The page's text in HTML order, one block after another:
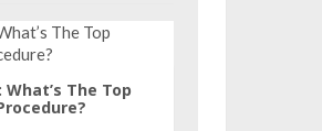
The Top